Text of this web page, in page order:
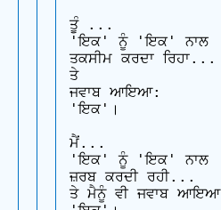
ਤੂੰ ...
'ਇਕ' ਨੂੰ 'ਇਕ' ਨਾਲ
ਤਕਸੀਮ ਕਰਦਾ ਰਿਹਾ...
ਤੇ
ਜਵਾਬ ਆਇਆ:
'ਇਕ'।
ਮੈਂ...
'ਇਕ' ਨੂੰ 'ਇਕ' ਨਾਲ
ਜ਼ਰਬ ਕਰਦੀ ਰਹੀ...
ਤੇ ਮੈਨੂੰ ਵੀ ਜਵਾਬ ਆਇਆ